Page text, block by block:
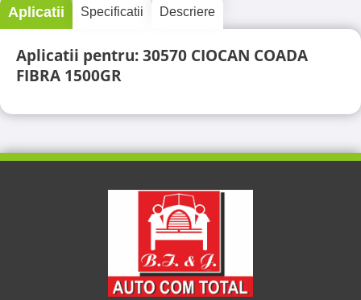
Aplicatii Specificatii Descriere
Aplicatii pentru: 30570 CIOCAN COADA
FIBRA 1500GR